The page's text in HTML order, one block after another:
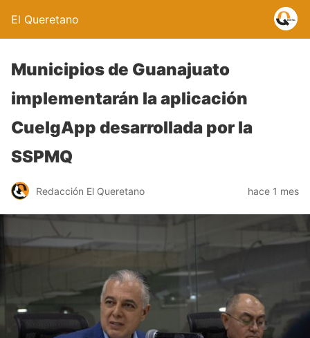
El Queretano
Municipios de Guanajuato
implementarán la aplicación
CuelgApp desarrollada por la
SSPMQ
Redacción El Queretano hace 1 mes